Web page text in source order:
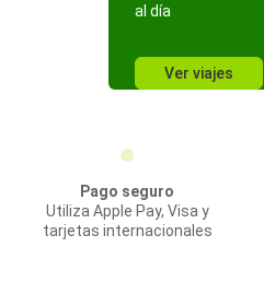
al día
Ver viajes
Pago seguro
Utiliza Apple Pay, Visa y
tarjetas internacionales